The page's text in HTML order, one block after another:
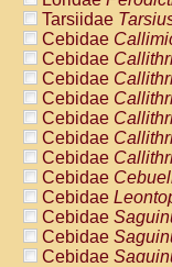
Tarsiidae
Cebidae
Cebidae
Cebidae
Cebidae
Cebidae
Cebidae
Cebidae
Cebidae
Cebidae
Cebidae
Cebidae
Cebidae